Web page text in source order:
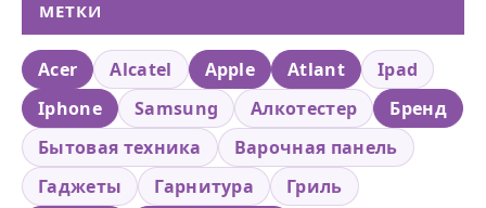
МЕТКИ
Acer Alcatel Apple Atlant
Ipad
Iphone
Samsung Алкотестер
Бренд
Бытовая техника
Варочная панель
Гаджеты
Гарнитура
Гриль